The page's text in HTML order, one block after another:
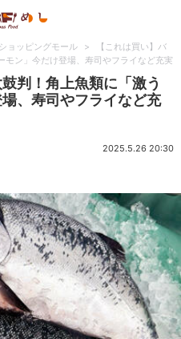
ョッピングモール >
【これは買い】バ
モン」今だけ登場、寿司やフライなど充実
判！角上魚類に「激う
、寿司やフライなど充
2025.5.26 20:30